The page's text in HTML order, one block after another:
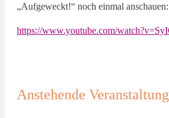
„Aufgeweckt!“ noch einmal anschauen:
https://www.youtube.com/
Anstehende